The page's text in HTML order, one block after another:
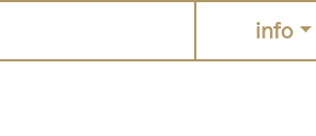
info